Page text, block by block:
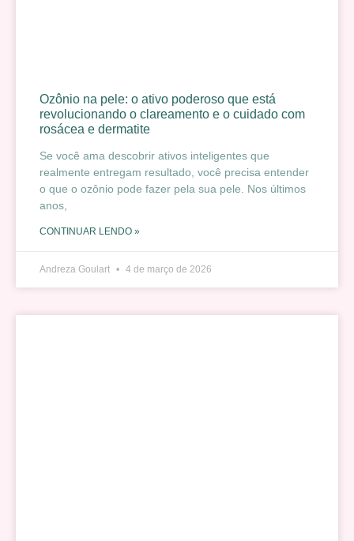
Ozônio na pele: o ativo poderoso que está
revolucionando o clareamento e o cuidado com
rosácea e dermatite
Se você ama descobrir ativos inteligentes que
realmente entregam resultado, você precisa entender
o que o ozônio pode fazer pela sua pele. Nos últimos
anos,
CONTINUAR LENDO »
Andreza Goulart 4 de março de 2026